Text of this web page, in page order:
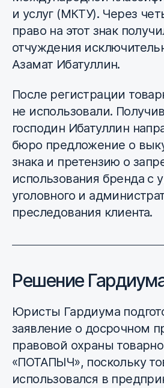
и услуг (МКТУ). Через
право на этот знак
отчуждения
Азамат Ибатуллин.
После регистрации
не использовали.
господин Ибатуллин
бюро предложение о
знака и претензию о
использования бренда с
уголовного и
преследования клиента.
Решение
Юристы Гардиума
заявление о досрочном
правовой охраны
«ПОТАПЫЧ», поскольку
использовался в